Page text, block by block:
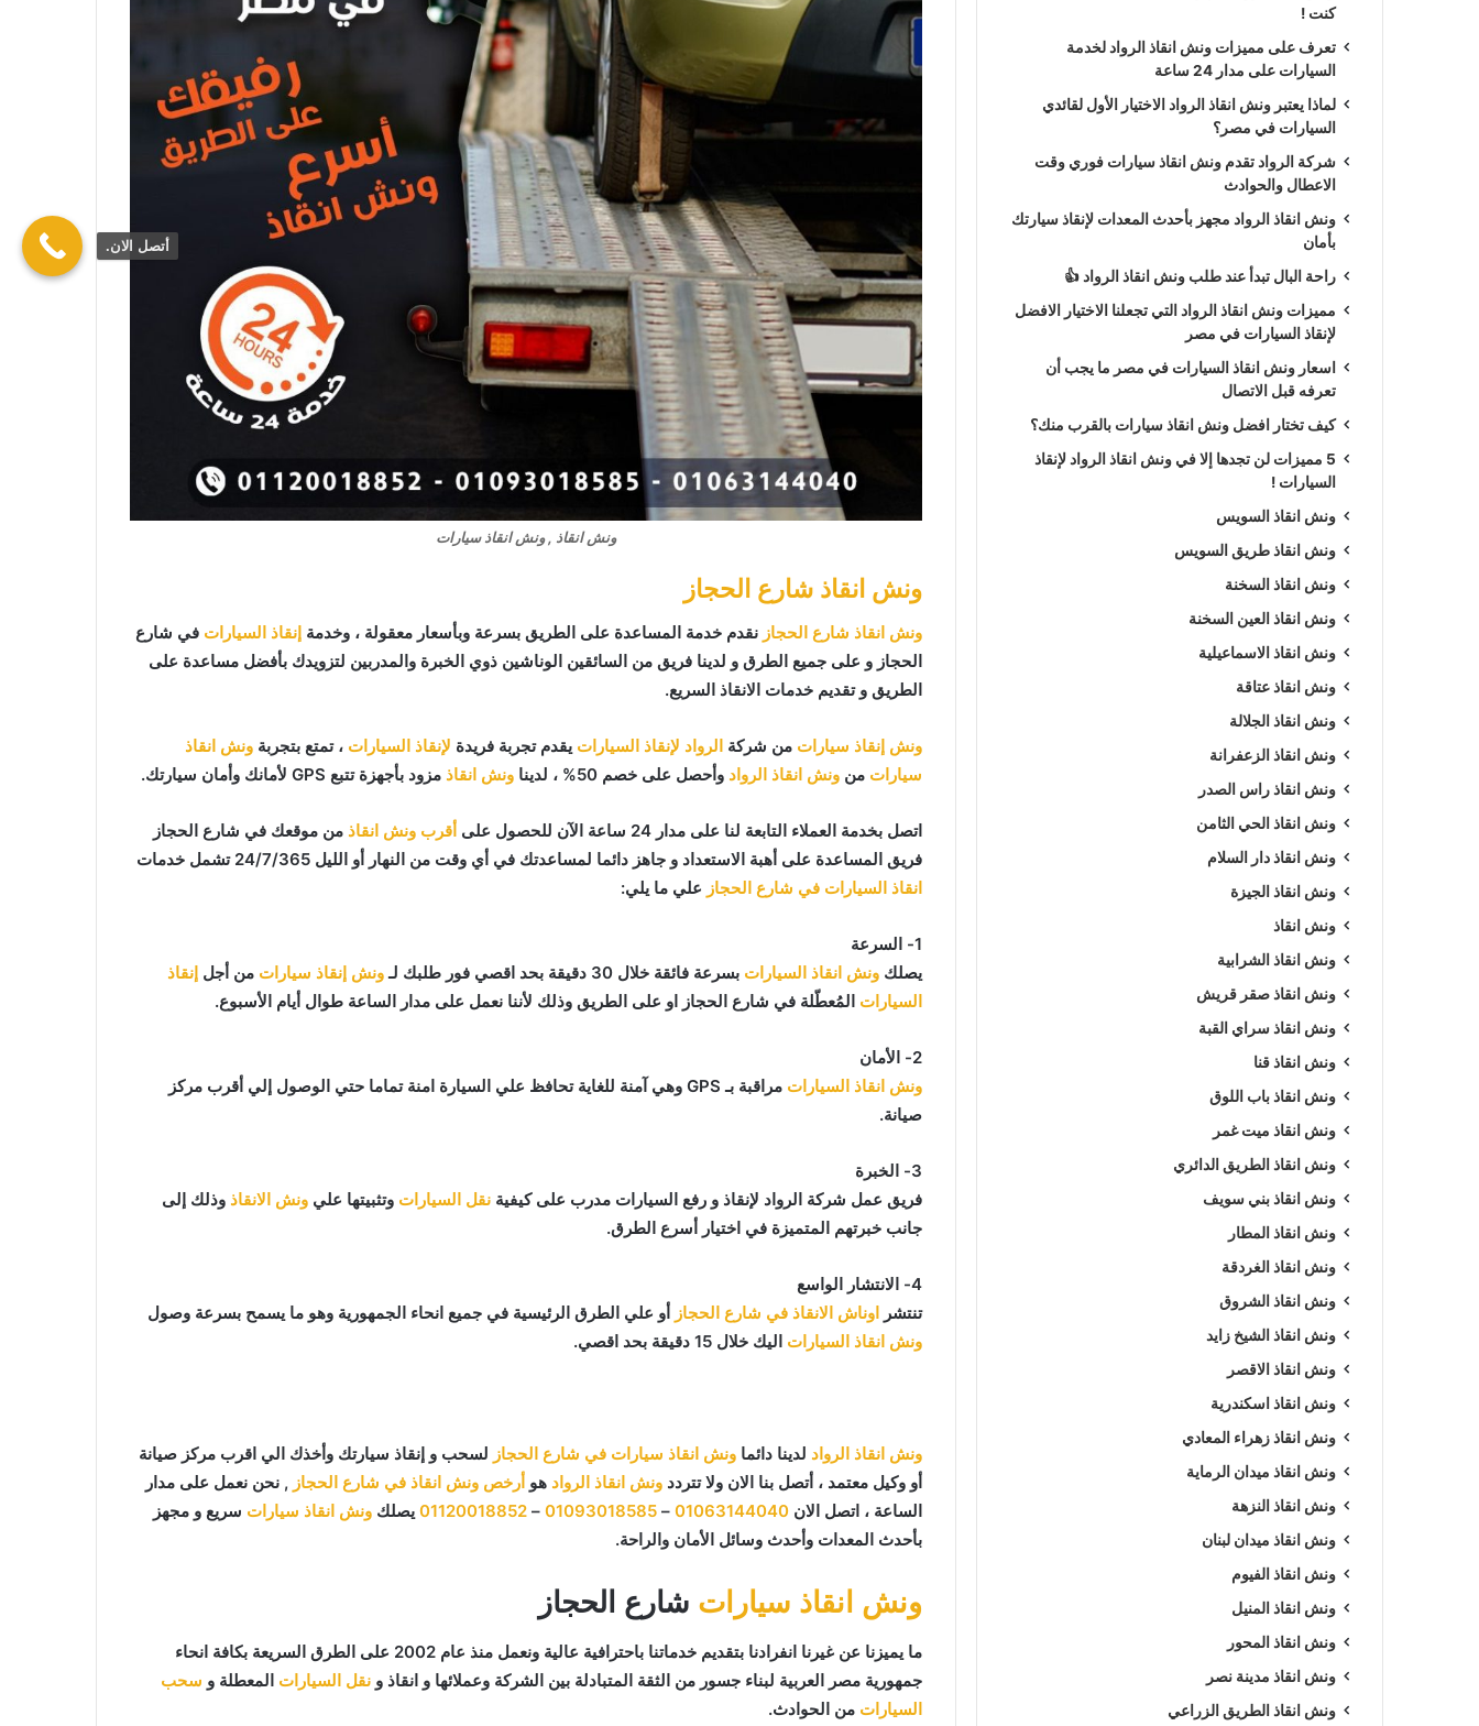
ونش انقاذ , ونش انقاذ سيارات
ونش انقاذ شارع الحجاز
ونش انقاذ شارع الحجاز نقدم خدمة المساعدة على الطريق بسرعة وبأسعار معقولة ، وخدمة إنقاذ السيارات في شارع
الحجاز و على جميع الطرق و لدينا فريق من السائقين الوناشين ذوي الخبرة والمدربين لتزويدك بأفضل مساعدة على
الطريق و تقديم خدمات الانقاذ السريع.
ونش إنقاذ سيارات من شركة الرواد لإنقاذ السيارات يقدم تجربة فريدة لإنقاذ السيارات ، تمتع بتجربة ونش انقاذ
سيارات من ونش انقاذ الرواد وأحصل على خصم 50% ، لدينا ونش انقاذ مزود بأجهزة تتبع GPS لأمانك وأمان سيارتك.
اتصل بخدمة العملاء التابعة لنا على مدار 24 ساعة الآن للحصول على أقرب ونش انقاذ من موقعك في شارع الحجاز
فريق المساعدة على أهبة الاستعداد و جاهز دائما لمساعدتك في أي وقت من النهار أو الليل 24/7/365 تشمل خدمات
انقاذ السيارات في شارع الحجاز علي ما يلي:
1- السرعة
يصلك ونش انقاذ السيارات بسرعة فائقة خلال 30 دقيقة بحد اقصي فور طلبك لـ ونش إنقاذ سيارات من أجل إنقاذ
السيارات المُعطّلة في شارع الحجاز او على الطريق وذلك لأننا نعمل على مدار الساعة طوال أيام الأسبوع.
2- الأمان
ونش انقاذ السيارات
مراقبة بـ GPS وهي آمنة للغاية تحافظ علي السيارة امنة تماما حتي الوصول إلي أقرب مركز
صيانة.
3- الخبرة
فريق عمل شركة الرواد لإنقاذ و رفع السيارات مدرب على كيفية نقل السيارات وتثبيتها علي ونش الانقاذ وذلك إلى
جانب خبرتهم المتميزة في اختيار أسرع الطرق.
4- الانتشار الواسع
تنتشر
اوناش الانقاذ في شارع الحجاز أو علي الطرق الرئيسية في جميع انحاء الجمهورية وهو ما يسمح بسرعة وصول
ونش انقاذ السيارات اليك خلال 15 دقيقة بحد اقصي.
ونش انقاذ الرواد لدينا دائما ونش انقاذ سيارات في شارع الحجاز لسحب و إنقاذ سيارتك وأخذك الي اقرب مركز صيانة
أو وكيل معتمد ، أتصل بنا الان ولا تتردد ونش انقاذ الرواد هو أرخص ونش انقاذ في شارع الحجاز , نحن نعمل على مدار
الساعة ، اتصل الان 01063144040
–
01093018585
–
01120018852 يصلك ونش انقاذ سيارات سريع و مجهز
بأحدث المعدات وأحدث وسائل الأمان والراحة.
ونش انقاذ سيارات شارع الحجاز
ما يميزنا عن غيرنا انفرادنا بتقديم خدماتنا باحترافية عالية ونعمل منذ عام 2002 على الطرق السريعة بكافة انحاء
جمهورية مصر العربية لبناء جسور من الثقة المتبادلة بين الشركة وعملائها و انقاذ و نقل السيارات المعطلة و سحب
السيارات من الحوادث.
كنت !
تعرف على مميزات ونش انقاذ الرواد لخدمة
السيارات على مدار 24 ساعة
لماذا يعتبر ونش انقاذ الرواد الاختيار الأول لقائدي
السيارات في مصر؟
شركة الرواد تقدم ونش انقاذ سيارات فوري وقت
الاعطال والحوادث
ونش انقاذ الرواد مجهز بأحدث المعدات لإنقاذ سيارتك
بأمان
راحة البال تبدأ عند طلب ونش انقاذ الرواد 👍
مميزات ونش انقاذ الرواد التي تجعلنا الاختيار الافضل
لإنقاذ السيارات في مصر
اسعار ونش انقاذ السيارات في مصر ما يجب أن
تعرفه قبل الاتصال
كيف تختار افضل ونش انقاذ سيارات بالقرب منك؟
5 مميزات لن تجدها إلا في ونش انقاذ الرواد لإنقاذ
السيارات !
ونش انقاذ السويس
ونش انقاذ طريق السويس
ونش انقاذ السخنة
ونش انقاذ العين السخنة
ونش انقاذ الاسماعيلية
ونش انقاذ عتاقة
ونش انقاذ الجلالة
ونش انقاذ الزعفرانة
ونش انقاذ راس الصدر
ونش انقاذ الحي الثامن
ونش انقاذ دار السلام
ونش انقاذ الجيزة
ونش انقاذ
ونش انقاذ الشرابية
ونش انقاذ صقر قريش
ونش انقاذ سراي القبة
ونش انقاذ قنا
ونش انقاذ باب اللوق
ونش انقاذ ميت غمر
ونش انقاذ الطريق الدائري
ونش انقاذ بني سويف
ونش انقاذ المطار
ونش انقاذ الغردقة
ونش انقاذ الشروق
ونش انقاذ الشيخ زايد
ونش انقاذ الاقصر
ونش انقاذ اسكندرية
ونش انقاذ زهراء المعادي
ونش انقاذ ميدان الرماية
ونش انقاذ النزهة
ونش انقاذ ميدان لبنان
ونش انقاذ الفيوم
ونش انقاذ المنيل
ونش انقاذ المحور
ونش انقاذ مدينة نصر
ونش انقاذ الطريق الزراعي
أتصل الان.